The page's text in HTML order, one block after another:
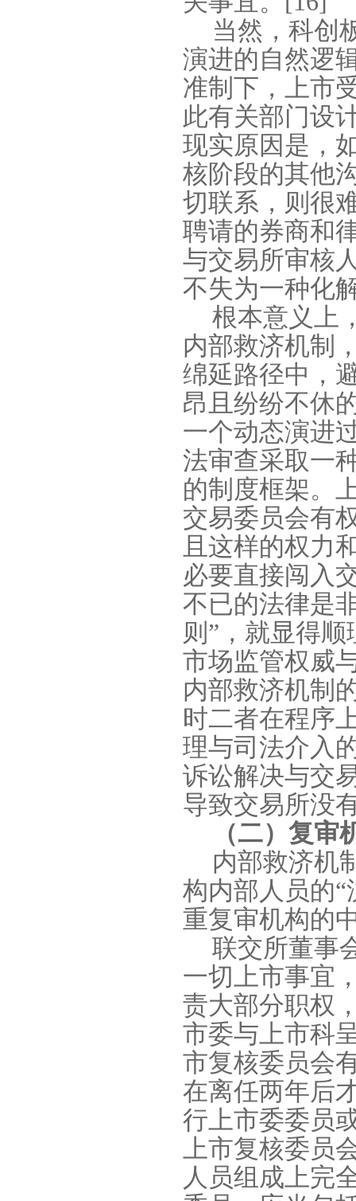
当然，科创
演进的自然逻
准制下，上市
此有关部门设
现实原因是，
核阶段的其他
切联系，则很
聘请的券商和
与交易所审核
不失为一种化
根本意义上
内部救济机制
绵延路径中，
昂且纷纷不休
一个动态演进
法审查采取一
的制度框架。
交易委员会有
且这样的权力
必要直接闯入
不已的法律是
则”，就显得
市场监管权威
内部救济机制
时二者在程序
理与司法介入
诉讼解决与交
导致交易所没
（二）复
内部救济机
构内部人员的
重复审机构的
联交所董事
一切上市事宜
责大部分职权
市委与上市科
市复核委员会
在离任两年后
行上市委委员
上市复核委
人员组成上完